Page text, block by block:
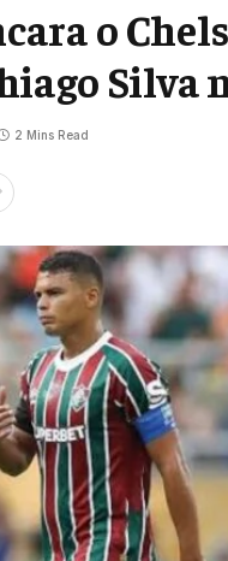
o
2 Mins Read